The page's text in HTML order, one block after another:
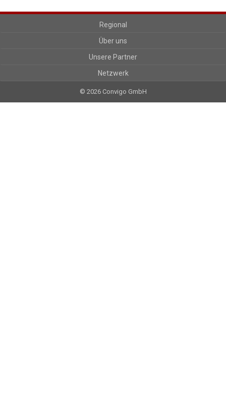
Regional
Über uns
Unsere Partner
Netzwerk
© 2026 Convigo GmbH